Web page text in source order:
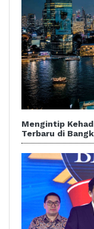
Mengintip
Terbaru di